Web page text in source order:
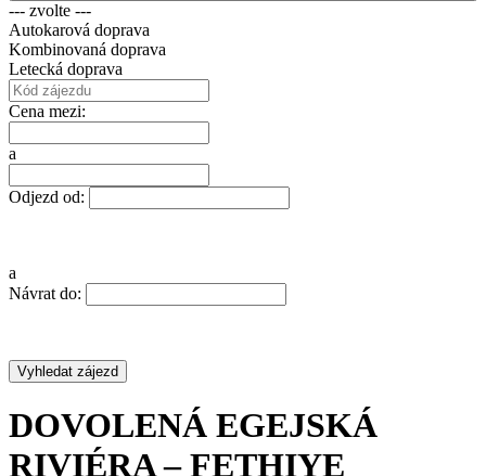
--- zvolte ---
Autokarová doprava
Kombinovaná doprava
Letecká doprava
Cena mezi:
a
Odjezd od:
a
Návrat do:
DOVOLENÁ EGEJSKÁ
RIVIÉRA – FETHIYE